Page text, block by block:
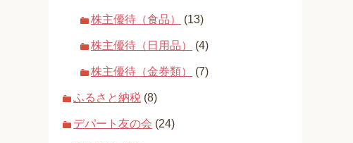
株主優待（食品） (13)
株主優待（日用品） (4)
株主優待（金券類） (7)
ふるさと納税 (8)
デパート友の会 (24)